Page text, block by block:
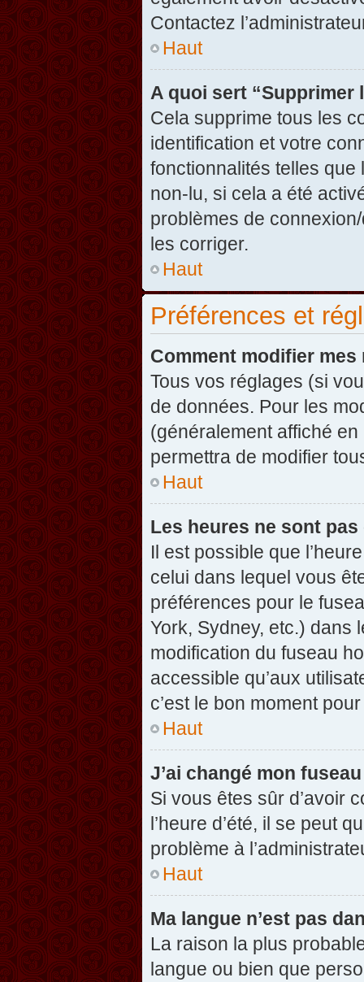
Contactez
Haut
A quoi sert “Supprimer
Cela supprime tous les
identification et votre
fonctionnalités telles que
non-lu, si cela a été
problèmes de
les corriger.
Haut
Préférences et
Comment modifier mes
Tous vos réglages (si
de données. Pour les
(généralement affiché
permettra de modifier
Haut
Les heures ne sont
Il est possible que
celui dans lequel vous
préférences pour le
York, Sydney, etc.) dans
modification du fuseau
accessible qu’aux
c’est le bon moment
Haut
J’ai changé mon
Si vous êtes sûr d’avoir
l’heure d’été, il se peut
problème à
Haut
Ma langue n’est pas
La raison la plus
langue ou bien que